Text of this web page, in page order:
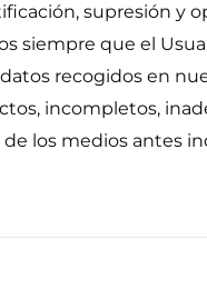
supresión y
siempre que el
recogidos en
incompletos,
de los medios antes